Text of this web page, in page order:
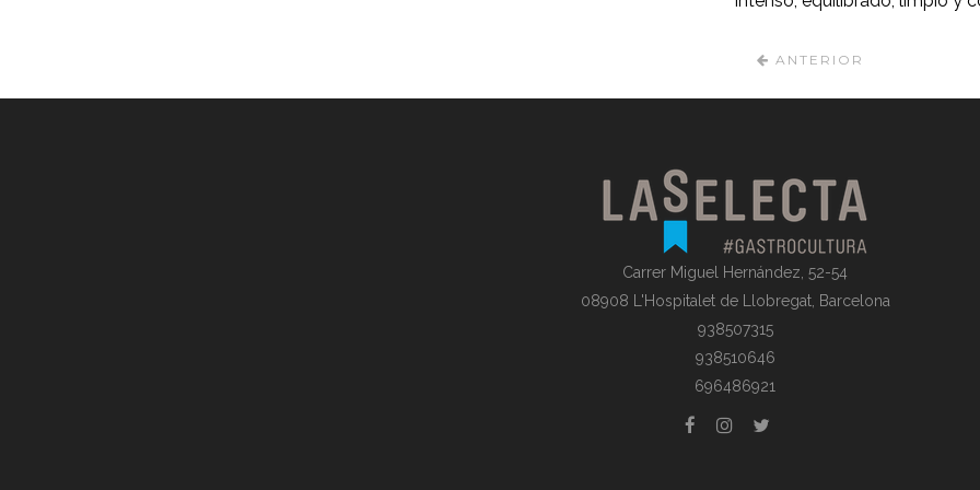
ANTERIOR
Carrer Miguel Hernández, 52-54
08908 L'Hospitalet de Llobregat, Barcelona
938507315
938510646
696486921